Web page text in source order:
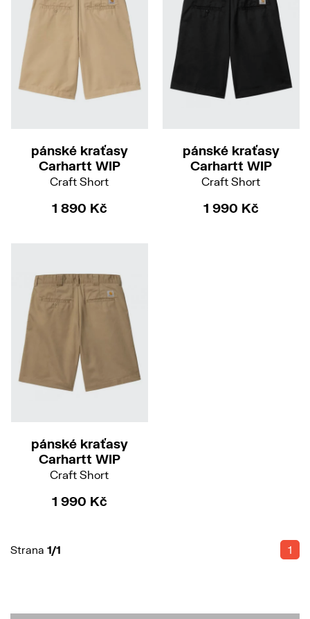
pánské kraťasy
Carhartt WIP
Craft Short
1 890 Kč
pánské kraťasy
Carhartt WIP
Craft Short
1 990 Kč
pánské kraťasy
Carhartt WIP
Craft Short
1 990 Kč
Strana 1/1 1